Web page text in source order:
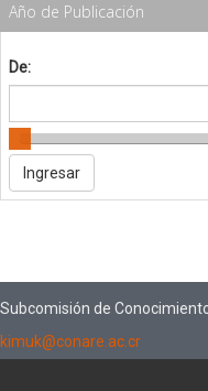
Año de Publicación
De:
Subcomisión de
kimuk@conare.ac.cr